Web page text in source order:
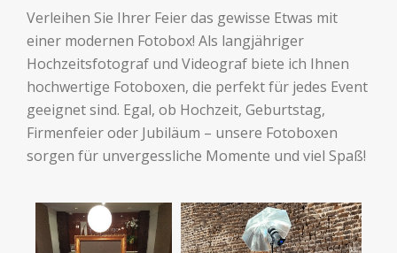
Verleihen Sie Ihrer Feier das gewisse Etwas mit
einer modernen Fotobox! Als langjähriger
Hochzeitsfotograf und Videograf biete ich Ihnen
hochwertige Fotoboxen, die perfekt für jedes Event
geeignet sind. Egal, ob Hochzeit, Geburtstag,
Firmenfeier oder Jubiläum – unsere Fotoboxen
sorgen für unvergessliche Momente und viel Spaß!